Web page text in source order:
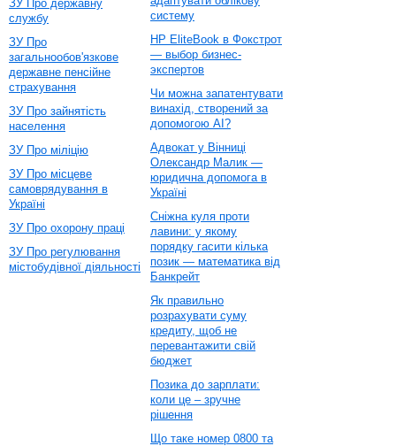
ЗУ Про державну
службу
ЗУ Про
загальнообов'язкове
державне пенсійне
страхування
ЗУ Про зайнятість
населення
ЗУ Про міліцію
ЗУ Про місцеве
самоврядування в
Україні
ЗУ Про охорону праці
ЗУ Про регулювання
містобудівної діяльності
систему
HP EliteBook в Фокстрот
— выбор бизнес-
экспертов
Чи можна запатентувати
винахід, створений за
допомогою AI?
Адвокат у Вінниці
Олександр Малик —
юридична допомога в
Україні
Сніжна куля проти
лавини: у якому
порядку гасити кілька
позик — математика від
Банкрейт
Як правильно
розрахувати суму
кредиту, щоб не
перевантажити свій
бюджет
Позика до зарплати:
коли це – зручне
рішення
Що таке номер 0800 та